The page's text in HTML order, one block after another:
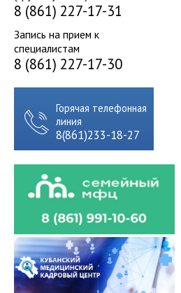
8 (861) 227-17-31
Запись на прием к
специалистам
8 (861) 227-17-30
Горячая телефонная
линия
8(861)233-18-27